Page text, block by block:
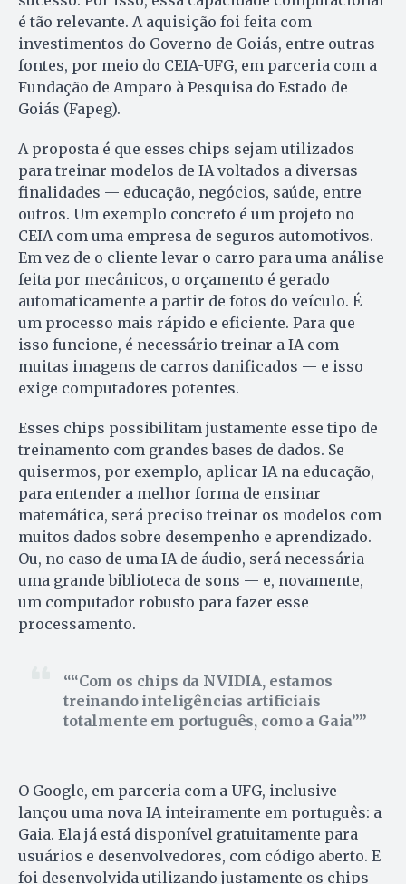
é tão relevante. A aquisição foi feita com
investimentos do Governo de Goiás, entre outras
fontes, por meio do CEIA-UFG, em parceria com a
Fundação de Amparo à Pesquisa do Estado de
Goiás (Fapeg).
A proposta é que esses chips sejam utilizados
para treinar modelos de IA voltados a diversas
finalidades — educação, negócios, saúde, entre
outros. Um exemplo concreto é um projeto no
CEIA com uma empresa de seguros automotivos.
Em vez de o cliente levar o carro para uma análise
feita por mecânicos, o orçamento é gerado
automaticamente a partir de fotos do veículo. É
um processo mais rápido e eficiente. Para que
isso funcione, é necessário treinar a IA com
muitas imagens de carros danificados — e isso
exige computadores potentes.
Esses chips possibilitam justamente esse tipo de
treinamento com grandes bases de dados. Se
quisermos, por exemplo, aplicar IA na educação,
para entender a melhor forma de ensinar
matemática, será preciso treinar os modelos com
muitos dados sobre desempenho e aprendizado.
Ou, no caso de uma IA de áudio, será necessária
uma grande biblioteca de sons — e, novamente,
um computador robusto para fazer esse
processamento.
“Com os chips da NVIDIA, estamos
treinando inteligências artificiais
totalmente em português, como a Gaia”
O Google, em parceria com a UFG, inclusive
lançou uma nova IA inteiramente em português: a
Gaia. Ela já está disponível gratuitamente para
usuários e desenvolvedores, com código aberto. E
foi desenvolvida utilizando justamente os chips